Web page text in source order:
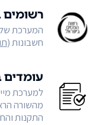
המערכת
חשבונות (
עומדים
למערכת
מהשורה
התקנות